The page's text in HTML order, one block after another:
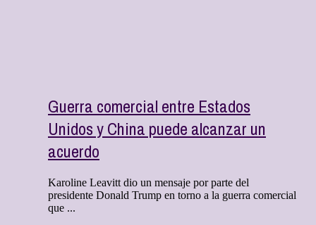
Guerra comercial entre Estados
Unidos y China puede alcanzar un
acuerdo
Karoline Leavitt dio un mensaje por parte del
presidente Donald Trump en torno a la guerra comercial
que ...